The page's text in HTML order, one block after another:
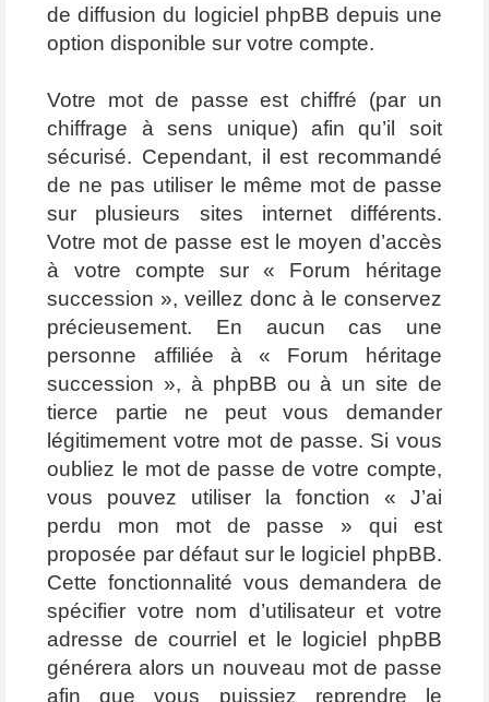
de diffusion du logiciel phpBB depuis une
option disponible sur votre compte.
Votre mot de passe est chiffré (par un
chiffrage à sens unique) afin qu’il soit
sécurisé. Cependant, il est recommandé
de ne pas utiliser le même mot de passe
sur plusieurs sites internet différents.
Votre mot de passe est le moyen d’accès
à votre compte sur « Forum héritage
succession », veillez donc à le conservez
précieusement. En aucun cas une
personne affiliée à « Forum héritage
succession », à phpBB ou à un site de
tierce partie ne peut vous demander
légitimement votre mot de passe. Si vous
oubliez le mot de passe de votre compte,
vous pouvez utiliser la fonction « J’ai
perdu mon mot de passe » qui est
proposée par défaut sur le logiciel phpBB.
Cette fonctionnalité vous demandera de
spécifier votre nom d’utilisateur et votre
adresse de courriel et le logiciel phpBB
générera alors un nouveau mot de passe
afin que vous puissiez reprendre le